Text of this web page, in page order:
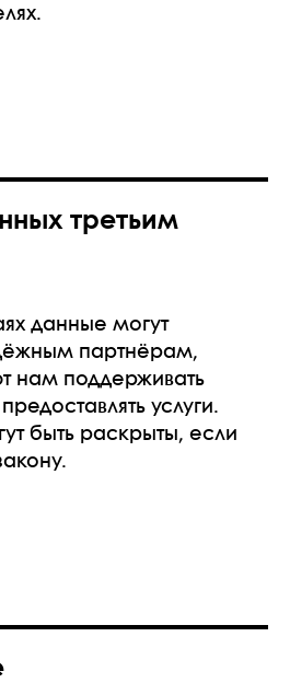
третьим
данные могут
партнёрам,
нам поддерживать
услуги.
быть раскрыты, если